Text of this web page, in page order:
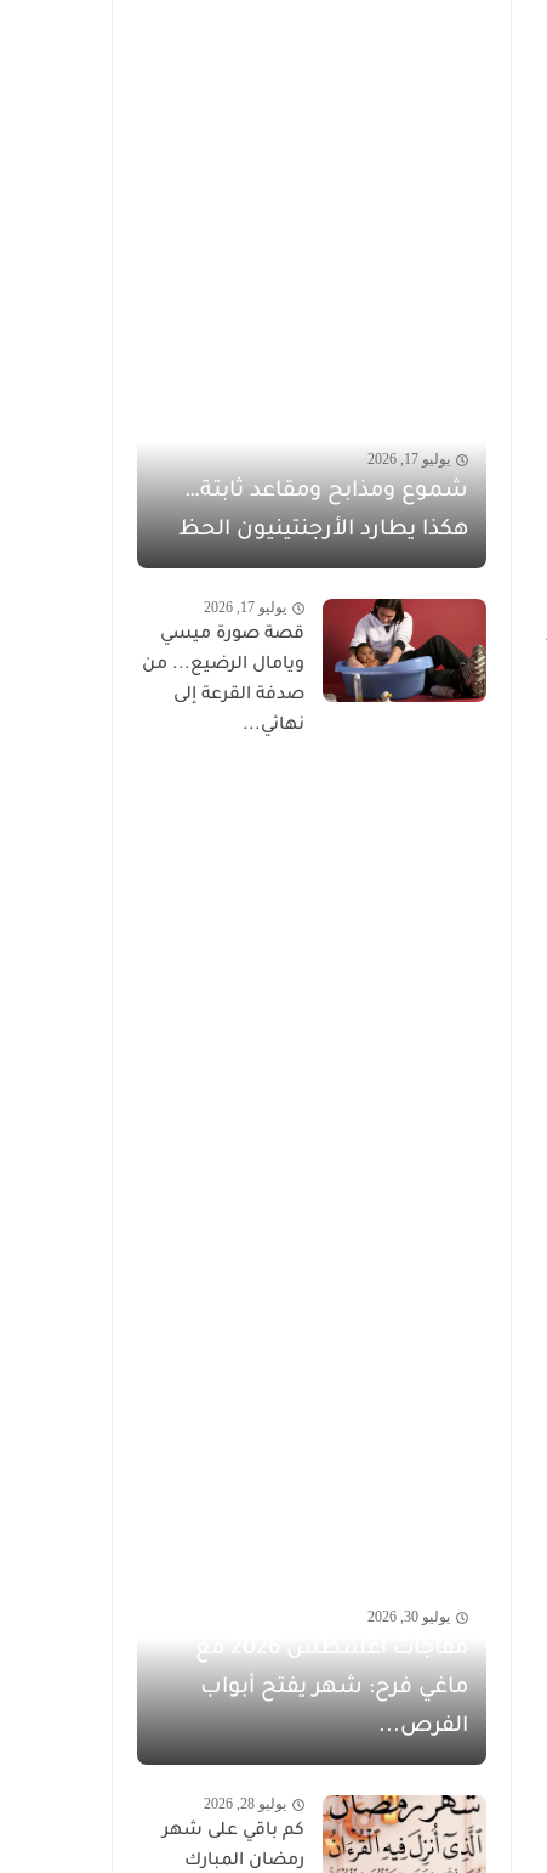
يوليو 17, 2026
شموع ومذابح ومقاعد ثابتة…
هكذا يطارد الأرجنتينيون الحظ
يوليو 17, 2026
قصة صورة ميسي
ويامال الرضيع... من
صدفة القرعة إلى
نهائي...
يوليو 30, 2026
مفاجآت أغسطس 2026 مع
ماغي فرح: شهر يفتح أبواب
الفرص...
يوليو 28, 2026
كم باقي على شهر
رمضان المبارك